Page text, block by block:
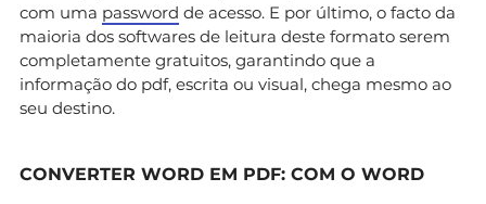
com uma password de acesso. E por último, o facto da
maioria dos softwares de leitura deste formato serem
completamente gratuitos, garantindo que a
informação do pdf, escrita ou visual, chega mesmo ao
seu destino.
CONVERTER WORD EM PDF: COM O WORD